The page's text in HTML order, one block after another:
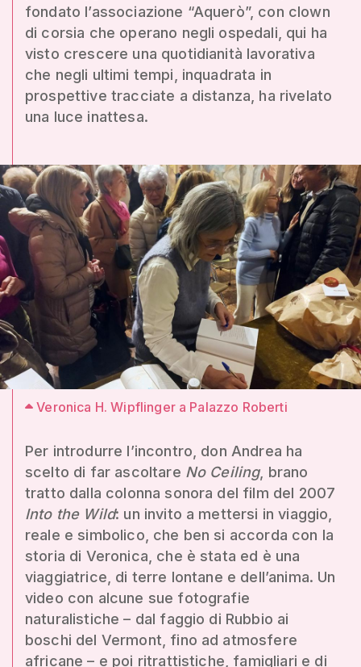
fondato l’associazione “Aquerò”, con clown
di corsia che operano negli ospedali, qui ha
visto crescere una quotidianità lavorativa
che negli ultimi tempi, inquadrata in
prospettive tracciate a distanza, ha rivelato
una luce inattesa.
Veronica H. Wipflinger a Palazzo Roberti
Per introdurre l’incontro, don Andrea ha
scelto di far ascoltare No Ceiling, brano
tratto dalla colonna sonora del film del 2007
Into the Wild: un invito a mettersi in viaggio,
reale e simbolico, che ben si accorda con la
storia di Veronica, che è stata ed è una
viaggiatrice, di terre lontane e dell’anima. Un
video con alcune sue fotografie
naturalistiche – dal faggio di Rubbio ai
boschi del Vermont, fino ad atmosfere
africane – e poi ritrattistiche, famigliari e di